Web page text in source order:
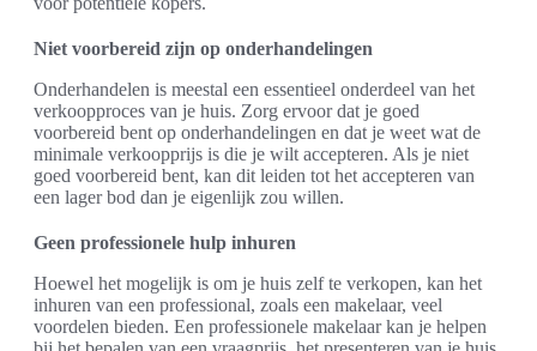
Niet voorbereid zijn op onderhandelingen
Onderhandelen is meestal een essentieel onderdeel van het
verkoopproces van je huis. Zorg ervoor dat je goed
voorbereid bent op onderhandelingen en dat je weet wat de
minimale verkoopprijs is die je wilt accepteren. Als je niet
goed voorbereid bent, kan dit leiden tot het accepteren van
een lager bod dan je eigenlijk zou willen.
Geen professionele hulp inhuren
Hoewel het mogelijk is om je huis zelf te verkopen, kan het
inhuren van een professional, zoals een makelaar, veel
voordelen bieden. Een professionele makelaar kan je helpen